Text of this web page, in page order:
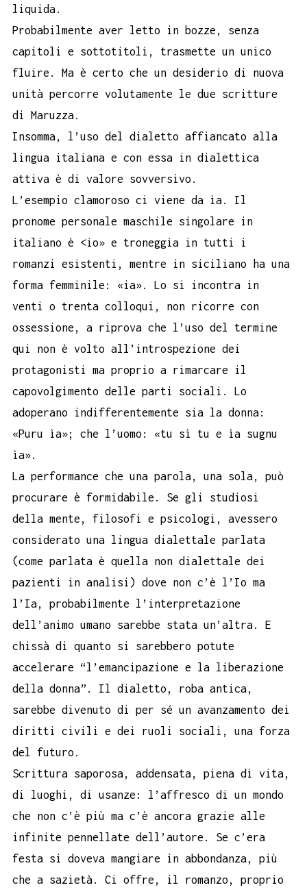
liquida.
Probabilmente aver letto in bozze, senza
capitoli e sottotitoli, trasmette un unico
fluire. Ma è certo che un desiderio di nuova
unità percorre volutamente le due scritture
di Maruzza.
Insomma, l’uso del dialetto affiancato alla
lingua italiana e con essa in dialettica
attiva è di valore sovversivo.
L’esempio clamoroso ci viene da ìa. Il
pronome personale maschile singolare in
italiano è <io» e troneggia in tutti i
romanzi esistenti, mentre in siciliano ha una
forma femminile: «ia». Lo si incontra in
venti o trenta colloqui, non ricorre con
ossessione, a riprova che l’uso del termine
qui non è volto all’introspezione dei
protagonisti ma proprio a rimarcare il
capovolgimento delle parti sociali. Lo
adoperano indifferentemente sia la donna:
«Puru ìa»; che l’uomo: «tu sì tu e ìa sugnu
ìa».
La performance che una parola, una sola, può
procurare è formidabile. Se gli studiosi
della mente, filosofi e psicologi, avessero
considerato una lingua dialettale parlata
(come parlata è quella non dialettale dei
pazienti in analisi) dove non c’è l’Io ma
l’Ia, probabilmente l’interpretazione
dell’animo umano sarebbe stata un’altra. E
chissà di quanto si sarebbero potute
accelerare “l’emancipazione e la liberazione
della donna”. Il dialetto, roba antica,
sarebbe divenuto di per sé un avanzamento dei
diritti civili e dei ruoli sociali, una forza
del futuro.
Scrittura saporosa, addensata, piena di vita,
di luoghi, di usanze: l’affresco di un mondo
che non c’è più ma c’è ancora grazie alle
infinite pennellate dell’autore. Se c’era
festa si doveva mangiare in abbondanza, più
che a sazietà. Ci offre, il romanzo, proprio